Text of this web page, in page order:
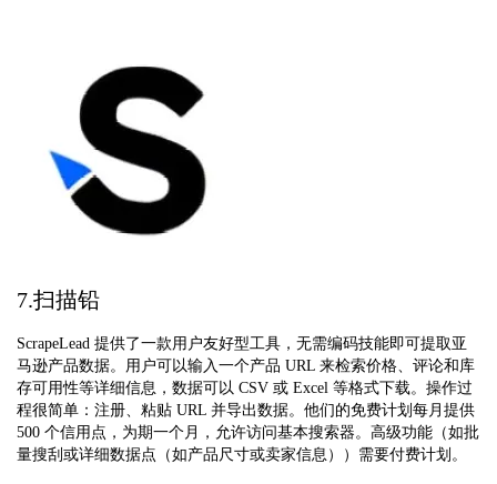
7.扫描铅
ScrapeLead 提供了一款用户友好型工具，无需编码技能即可提取亚
马逊产品数据。用户可以输入一个产品 URL 来检索价格、评论和库
存可用性等详细信息，数据可以 CSV 或 Excel 等格式下载。操作过
程很简单：注册、粘贴 URL 并导出数据。他们的免费计划每月提供
500 个信用点，为期一个月，允许访问基本搜索器。高级功能（如批
量搜刮或详细数据点（如产品尺寸或卖家信息））需要付费计划。